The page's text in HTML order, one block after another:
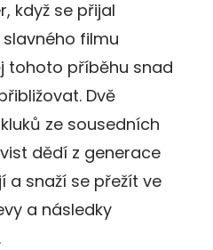
když se přijal
filmu
tohoto příběhu snad
Dvě
ze sousedních
dědí z generace
a snaží se přežít ve
a následky